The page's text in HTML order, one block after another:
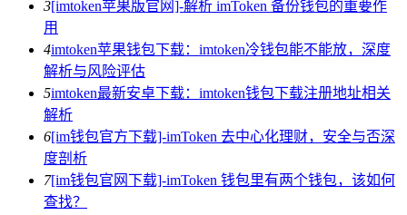
3[imtoken苹果版官网]-解析 imToken 备份钱包的重要作
用
4imtoken苹果钱包下载：imtoken冷钱包能不能放，深度
解析与风险评估
5imtoken最新安卓下载：imtoken钱包下载注册地址相关
解析
6[im钱包官方下载]-imToken 去中心化理财，安全与否深
度剖析
7[im钱包官网下载]-imToken 钱包里有两个钱包，该如何
查找？